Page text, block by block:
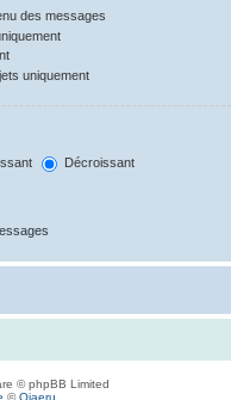
des messages
uniquement
Décroissant
© phpBB Limited
©Qiaeru